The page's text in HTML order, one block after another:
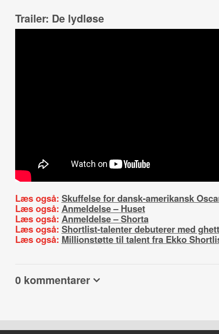
Trailer: De lydløse
Læs også: Skuffelse for dansk-amerikansk
Læs også: Anmeldelse – Huset
Læs også: Anmeldelse – Shorta
Læs også: Shortlist-talenter debuterer med
Læs også: Millionstøtte til talent fra Ekko
0 kommentarer